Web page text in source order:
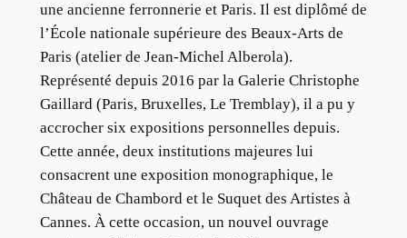
une ancienne ferronnerie et Paris. Il est diplômé de
l’École nationale supérieure des Beaux-Arts de
Paris (atelier de Jean-Michel Alberola).
Représenté depuis 2016 par la Galerie Christophe
Gaillard (Paris, Bruxelles, Le Tremblay), il a pu y
accrocher six expositions personnelles depuis.
Cette année, deux institutions majeures lui
consacrent une exposition monographique, le
Château de Chambord et le Suquet des Artistes à
Cannes. À cette occasion, un nouvel ouvrage